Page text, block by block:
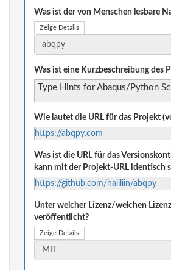
Was ist der von Menschen lesbare
Zeige Details
Was ist eine Kurzbeschreibung des
Type Hints for Abaqus/Python
Wie lautet die URL für das Projekt
https://abqpy.com
Was ist die URL für das
kann mit der Projekt-URL identisch
https://github.com/haiiliin/abqpy
Unter welcher Lizenz/welchen
veröffentlicht?
Zeige Details